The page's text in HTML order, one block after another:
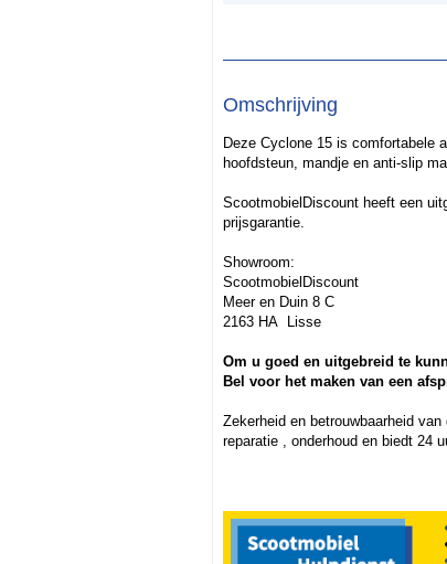
Omschrijving
Deze Cyclone 15 is comfortabele
hoofdsteun, mandje en anti-slip
ScootmobielDiscount heeft een
prijsgarantie.
Showroom:
ScootmobielDiscount
Meer en Duin 8 C
2163 HA Lisse
Om u goed en uitgebreid te
Bel voor het maken van een
Zekerheid en betrouwbaarheid
reparatie , onderhoud en biedt 24